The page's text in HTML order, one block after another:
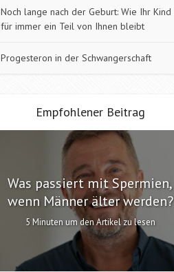
Noch lange nach der Geburt: Wie Ihr Kind
für immer ein Teil von Ihnen bleibt
Progesteron in der Schwangerschaft
Empfohlener Beitrag
Was passiert mit Spermien,
wenn Männer älter werden?
5 Minuten um den Artikel zu lesen